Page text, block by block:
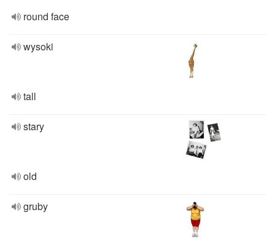
round face
wysoki
tall
stary
old
gruby